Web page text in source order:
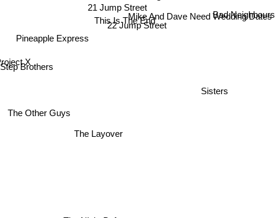
Bad Neighbours
This Is The End
22 Jump Street
Mike And Dave Need Wedding Dates
21 Jump Street
Pineapple Express
Step Brothers
The Other Guys
The Layover